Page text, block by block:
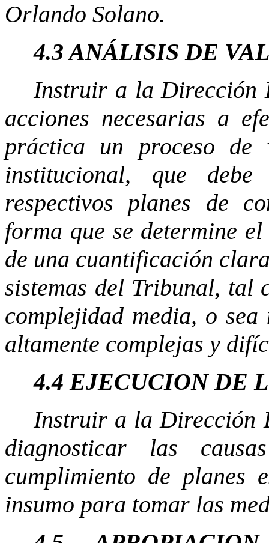
Orlando Solano.
4.3 ANÁLISIS DE
Instruir a la Dirección
acciones necesarias a
práctica un proceso
institucional, que
respectivos planes de
forma que se determine
de una cuantificación
sistemas del Tribunal, tal
complejidad media, o
altamente complejas y
4.4 EJECUCION DE
Instruir a la Dirección
diagnosticar las
cumplimiento de planes
insumo para tomar las